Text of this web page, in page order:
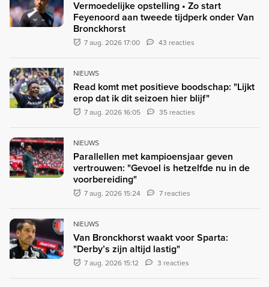
Vermoedelijke opstelling • Zo start
Feyenoord aan tweede tijdperk onder Van
Bronckhorst
7 aug. 2026 17:00 43 reacties
NIEUWS
Read komt met positieve boodschap: "Lijkt
erop dat ik dit seizoen hier blijf"
7 aug. 2026 16:05 35 reacties
NIEUWS
Parallellen met kampioensjaar geven
vertrouwen: "Gevoel is hetzelfde nu in de
voorbereiding"
7 aug. 2026 15:24 7 reacties
NIEUWS
Van Bronckhorst waakt voor Sparta:
"Derby’s zijn altijd lastig"
7 aug. 2026 15:12 3 reacties